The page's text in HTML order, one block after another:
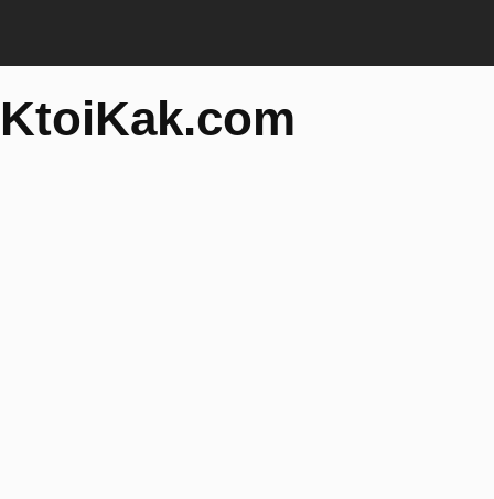
KtoiKak.com